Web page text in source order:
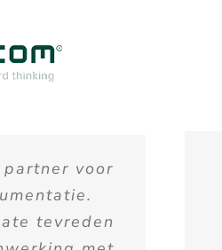
voor
tevreden